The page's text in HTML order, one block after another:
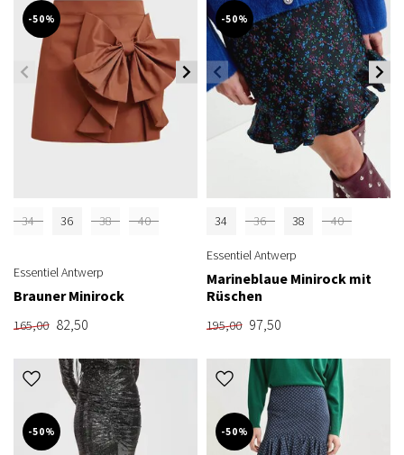
-50%
34 36 38 40
Essentiel Antwerp
Brauner Minirock
165,00 82,50
-50%
34 36 38 40
Essentiel Antwerp
Marineblaue Minirock mit
Rüschen
195,00 97,50
-50% -50%